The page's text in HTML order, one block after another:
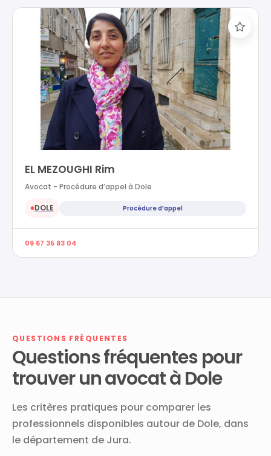
EL MEZOUGHI Rim
Avocat - Procédure d’appel à Dole
●DOLE Procédure d’appel
09 67 35 83 04
QUESTIONS FRÉQUENTES
Questions fréquentes pour
trouver un avocat à Dole
Les critères pratiques pour comparer les
professionnels disponibles autour de Dole, dans
le département de Jura.